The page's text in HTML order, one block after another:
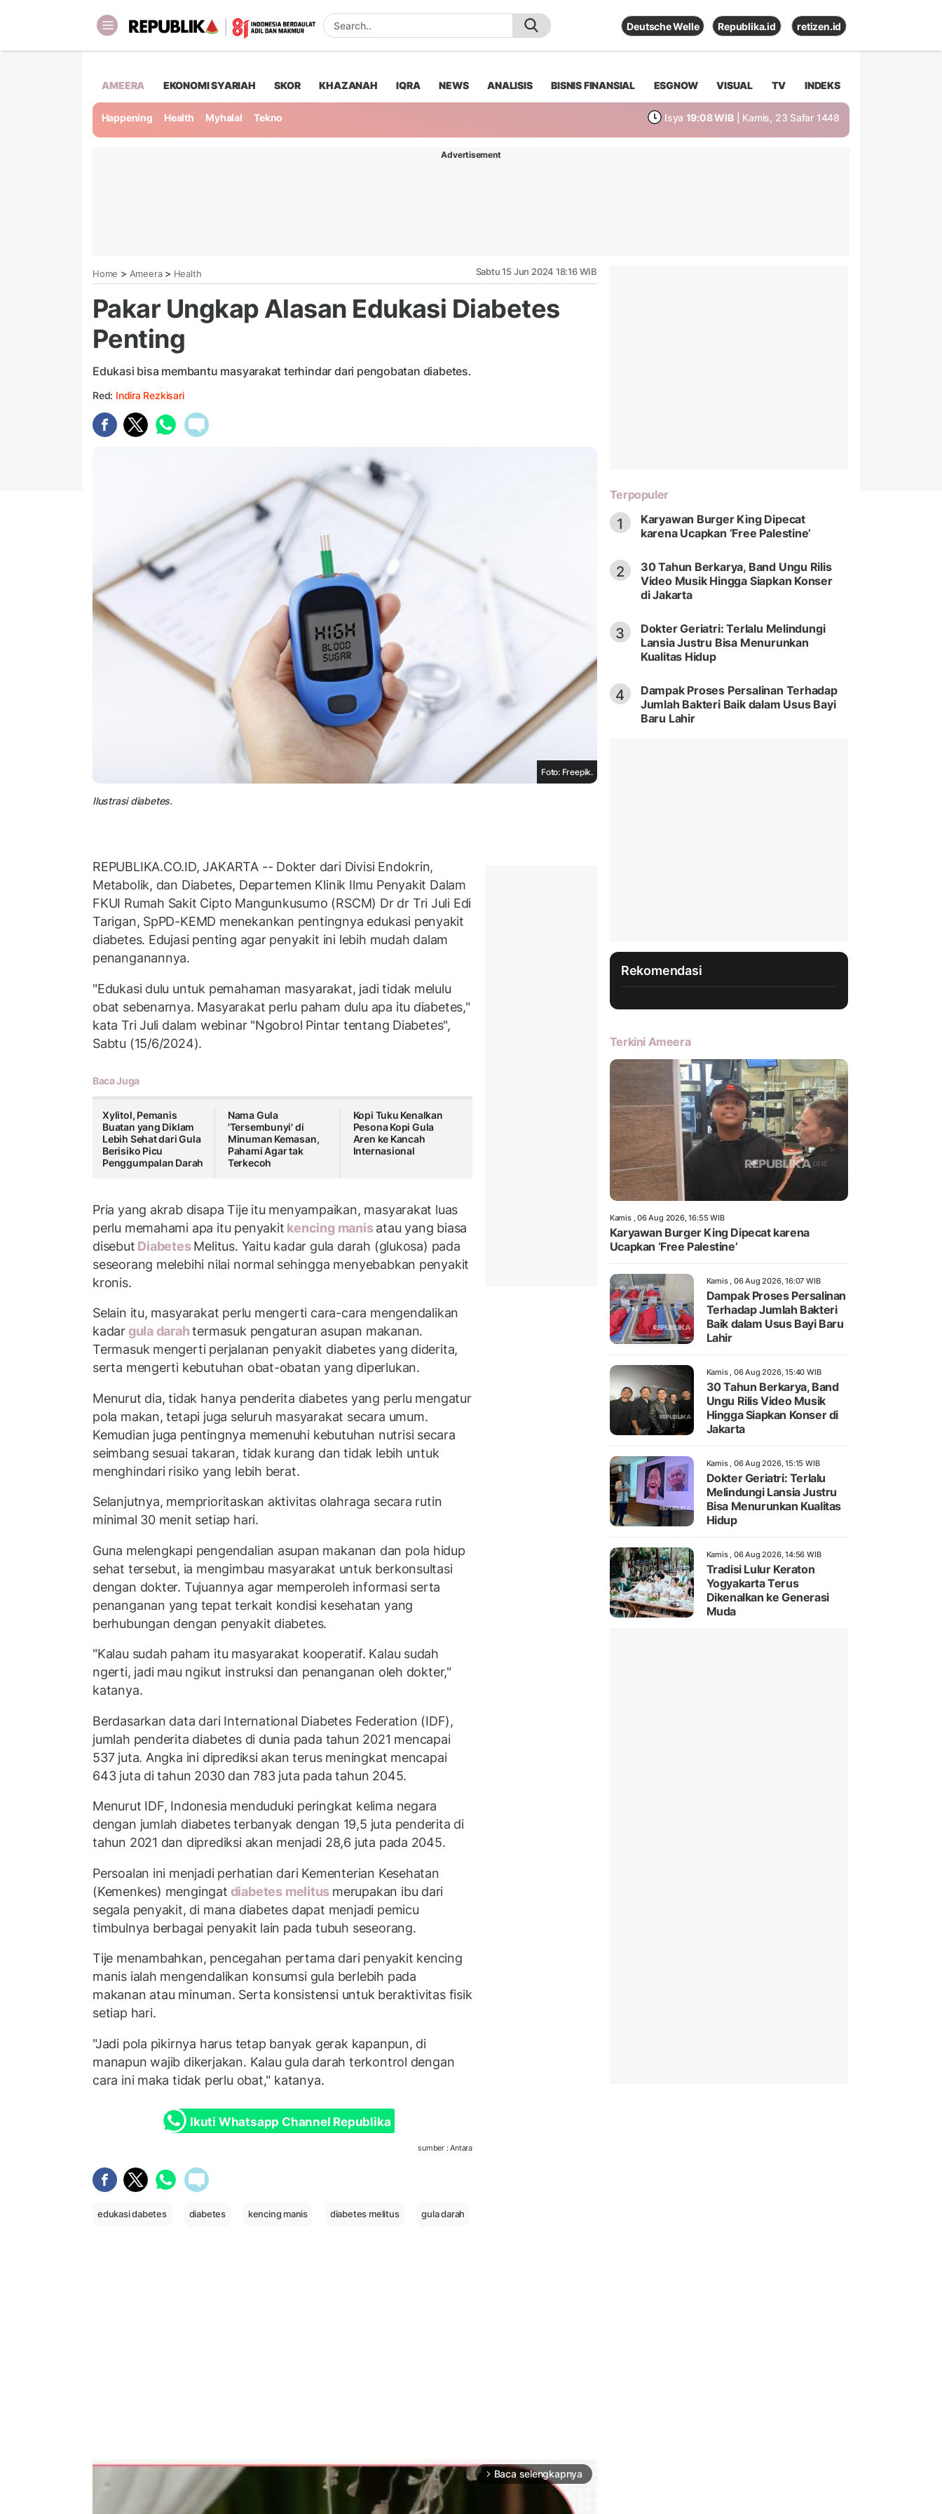
Deutsche Welle Republika.id retizen.id
AMEERA EKONOMI SYARIAH SKOR KHAZANAH IQRA NEWS ANALISIS BISNIS FINANSIAL ESGNOW VISUAL TV INDEKS
Happening Health Myhalal Tekno Isya 19:08 WIB | Kamis, 23 Safar 1448
Advertisement
Home > Ameera> Health Sabtu 15 Jun 2024 18:16 WIB
Pakar Ungkap Alasan Edukasi Diabetes
Penting
Edukasi bisa membantu masyarakat terhindar dari pengobatan diabetes.
Red: Indira Rezkisari
Foto: Freepik.
Ilustrasi diabetes.
REPUBLIKA.CO.ID, JAKARTA -- Dokter dari Divisi Endokrin,
Metabolik, dan Diabetes, Departemen Klinik Ilmu Penyakit Dalam
FKUI Rumah Sakit Cipto Mangunkusumo (RSCM) Dr dr Tri Juli Edi
Tarigan, SpPD-KEMD menekankan pentingnya edukasi penyakit
diabetes. Edujasi penting agar penyakit ini lebih mudah dalam
penanganannya.
"Edukasi dulu untuk pemahaman masyarakat, jadi tidak melulu
obat sebenarnya. Masyarakat perlu paham dulu apa itu diabetes,"
kata Tri Juli dalam webinar "Ngobrol Pintar tentang Diabetes",
Sabtu (15/6/2024).
Baca Juga
Xylitol, Pemanis
Buatan yang Diklam
Lebih Sehat dari Gula
Berisiko Picu
Penggumpalan Darah
Nama Gula
'Tersembunyi' di
Minuman Kemasan,
Pahami Agar tak
Terkecoh
Kopi Tuku Kenalkan
Pesona Kopi Gula
Aren ke Kancah
Internasional
Pria yang akrab disapa Tije itu menyampaikan, masyarakat luas
perlu memahami apa itu penyakit kencing manisatau yang biasa
disebut DiabetesMelitus. Yaitu kadar gula darah (glukosa) pada
seseorang melebihi nilai normal sehingga menyebabkan penyakit
kronis.
Selain itu, masyarakat perlu mengerti cara-cara mengendalikan
kadargula darahtermasuk pengaturan asupan makanan.
Termasuk mengerti perjalanan penyakit diabetes yang diderita,
serta mengerti kebutuhan obat-obatan yang diperlukan.
Menurut dia, tidak hanya penderita diabetes yang perlu mengatur
pola makan, tetapi juga seluruh masyarakat secara umum.
Kemudian juga pentingnya memenuhi kebutuhan nutrisi secara
seimbang sesuai takaran, tidak kurang dan tidak lebih untuk
menghindari risiko yang lebih berat.
Selanjutnya, memprioritaskan aktivitas olahraga secara rutin
minimal 30 menit setiap hari.
Guna melengkapi pengendalian asupan makanan dan pola hidup
sehat tersebut, ia mengimbau masyarakat untuk berkonsultasi
dengan dokter. Tujuannya agar memperoleh informasi serta
penanganan yang tepat terkait kondisi kesehatan yang
berhubungan dengan penyakit diabetes.
"Kalau sudah paham itu masyarakat kooperatif. Kalau sudah
ngerti, jadi mau ngikut instruksi dan penanganan oleh dokter,"
katanya.
Berdasarkan data dari International Diabetes Federation (IDF),
jumlah penderita diabetes di dunia pada tahun 2021 mencapai
537 juta. Angka ini diprediksi akan terus meningkat mencapai
643 juta di tahun 2030 dan 783 juta pada tahun 2045.
Menurut IDF, Indonesia menduduki peringkat kelima negara
dengan jumlah diabetes terbanyak dengan 19,5 juta penderita di
tahun 2021 dan diprediksi akan menjadi 28,6 juta pada 2045.
Persoalan ini menjadi perhatian dari Kementerian Kesehatan
(Kemenkes) mengingat diabetes melitus merupakan ibu dari
segala penyakit, di mana diabetes dapat menjadi pemicu
timbulnya berbagai penyakit lain pada tubuh seseorang.
Tije menambahkan, pencegahan pertama dari penyakit kencing
manis ialah mengendalikan konsumsi gula berlebih pada
makanan atau minuman. Serta konsistensi untuk beraktivitas fisik
setiap hari.
"Jadi pola pikirnya harus tetap banyak gerak kapanpun, di
manapun wajib dikerjakan. Kalau gula darah terkontrol dengan
cara ini maka tidak perlu obat," katanya.
Ikuti Whatsapp Channel Republika
sumber : Antara
edukasi dabetes diabetes kencing manis diabetes melitus gula darah
arrow_forward_ios Baca selengkapnya
Terpopuler
1
Karyawan Burger King Dipecat
karena Ucapkan ‘Free Palestine’
2
30 Tahun Berkarya, Band Ungu Rilis
Video Musik Hingga Siapkan Konser
di Jakarta
3
Dokter Geriatri: Terlalu Melindungi
Lansia Justru Bisa Menurunkan
Kualitas Hidup
4
Dampak Proses Persalinan Terhadap
Jumlah Bakteri Baik dalam Usus Bayi
Baru Lahir
Rekomendasi
Terkini Ameera
Kamis , 06 Aug 2026, 16:55 WIB
Karyawan Burger King Dipecat karena
Ucapkan ‘Free Palestine’
Kamis , 06 Aug 2026, 16:07 WIB
Dampak Proses Persalinan
Terhadap Jumlah Bakteri
Baik dalam Usus Bayi Baru
Lahir
Kamis , 06 Aug 2026, 15:40 WIB
30 Tahun Berkarya, Band
Ungu Rilis Video Musik
Hingga Siapkan Konser di
Jakarta
Kamis , 06 Aug 2026, 15:15 WIB
Dokter Geriatri: Terlalu
Melindungi Lansia Justru
Bisa Menurunkan Kualitas
Hidup
Kamis , 06 Aug 2026, 14:56 WIB
Tradisi Lulur Keraton
Yogyakarta Terus
Dikenalkan ke Generasi
Muda